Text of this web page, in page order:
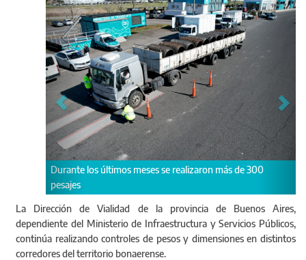
meses se realizaron más de 300
Las tareas de fiscalización
La Dirección de Vialidad de la provincia de Buenos Aires,
dependiente del Ministerio de Infraestructura y Servicios Públicos,
continúa realizando controles de pesos y dimensiones en distintos
corredores del territorio bonaerense.